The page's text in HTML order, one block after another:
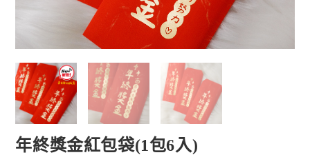
年終獎金紅包袋(1包6入)